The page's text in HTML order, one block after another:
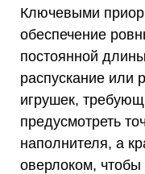
Ключевыми
обеспечение
постоянной
распускание или
игрушек,
предусмотреть
наполнителя, а
оверлоком,